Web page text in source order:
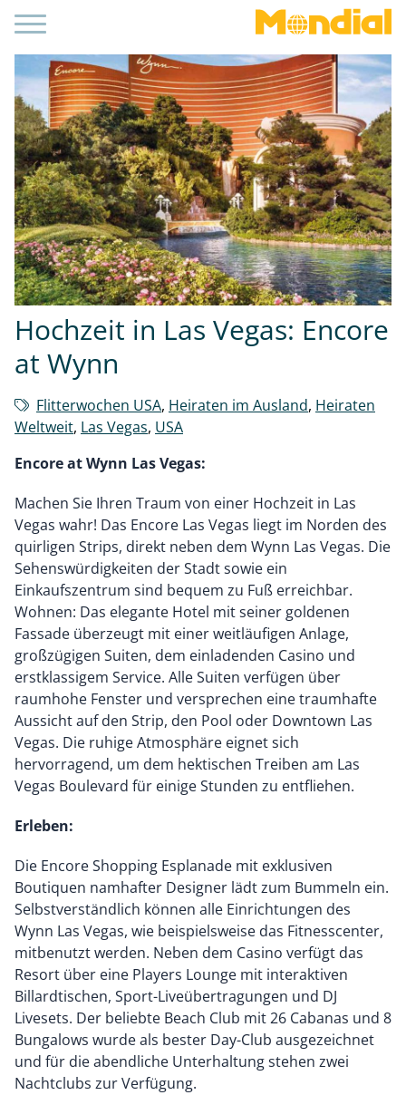
Hochzeit in Las Vegas: Encore
at Wynn
Flitterwochen USA, Heiraten im Ausland, Heiraten
Weltweit, Las Vegas, USA
Encore at Wynn Las Vegas:
Machen Sie Ihren Traum von einer Hochzeit in Las
Vegas wahr! Das Encore Las Vegas liegt im Norden des
quirligen Strips, direkt neben dem Wynn Las Vegas. Die
Sehenswürdigkeiten der Stadt sowie ein
Einkaufszentrum sind bequem zu Fuß erreichbar.
Wohnen: Das elegante Hotel mit seiner goldenen
Fassade überzeugt mit einer weitläufigen Anlage,
großzügigen Suiten, dem einladenden Casino und
erstklassigem Service. Alle Suiten verfügen über
raumhohe Fenster und versprechen eine traumhafte
Aussicht auf den Strip, den Pool oder Downtown Las
Vegas. Die ruhige Atmosphäre eignet sich
hervorragend, um dem hektischen Treiben am Las
Vegas Boulevard für einige Stunden zu entfliehen.
Erleben:
Die Encore Shopping Esplanade mit exklusiven
Boutiquen namhafter Designer lädt zum Bummeln ein.
Selbstverständlich können alle Einrichtungen des
Wynn Las Vegas, wie beispielsweise das Fitnesscenter,
mitbenutzt werden. Neben dem Casino verfügt das
Resort über eine Players Lounge mit interaktiven
Billardtischen, Sport-Liveübertragungen und DJ
Livesets. Der beliebte Beach Club mit 26 Cabanas und 8
Bungalows wurde als bester Day-Club ausgezeichnet
und für die abendliche Unterhaltung stehen zwei
Nachtclubs zur Verfügung.